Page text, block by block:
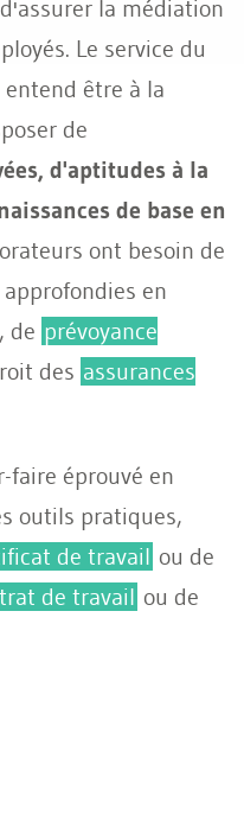
la médiation
Le service du
être à la
de
d'aptitudes à la
de base en
ont besoin de
en
, de prévoyance
des assurances
faire éprouvé en
outils pratiques,
de travail ou de
de travail ou de